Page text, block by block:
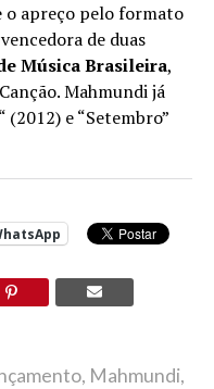
o apreço pelo formato
de duas
Música Brasileira,
Mahmundijá
(2012) e “Setembro”
, Mahmundi,